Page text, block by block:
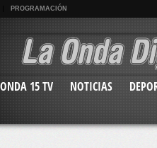
PROGRAMACIÓN
ONDA 15 TV NOTICIAS